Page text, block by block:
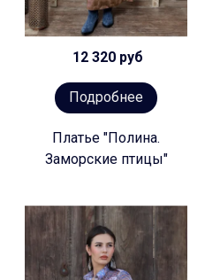
12 320 руб
Подробнее
Платье "Полина.
Заморские птицы"